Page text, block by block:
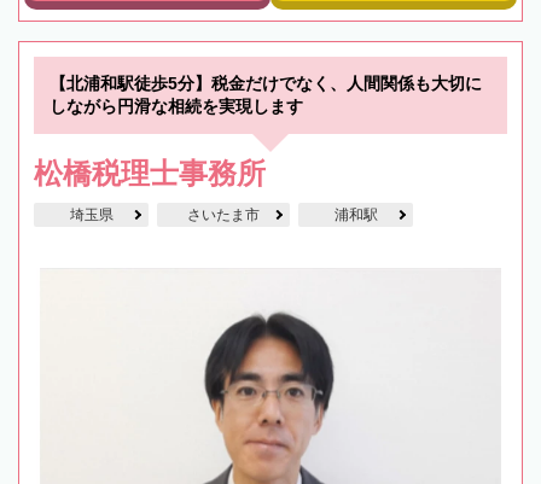
【北浦和駅徒歩5分】税金だけでなく、人間関係も大切に
しながら円滑な相続を実現します
松橋税理士事務所
埼玉県 さいたま市 浦和駅